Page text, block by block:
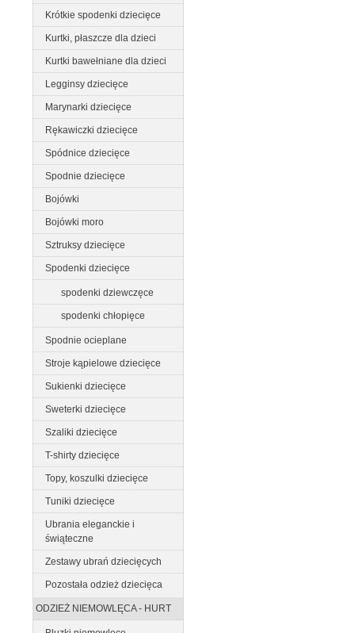
Krótkie spodenki dziecięce
Kurtki, płaszcze dla dzieci
Kurtki bawełniane dla dzieci
Legginsy dziecięce
Marynarki dziecięce
Rękawiczki dziecięce
Spódnice dziecięce
Spodnie dziecięce
Bojówki
Bojówki moro
Sztruksy dziecięce
Spodenki dziecięce
spodenki dziewczęce
spodenki chłopięce
Spodnie ocieplane
Stroje kąpielowe dziecięce
Sukienki dziecięce
Sweterki dziecięce
Szaliki dziecięce
T-shirty dziecięce
Topy, koszulki dziecięce
Tuniki dziecięce
Ubrania eleganckie i
świąteczne
Zestawy ubrań dziecięcych
Pozostała odzież dziecięca
ODZIEŻ NIEMOWLĘCA - HURT